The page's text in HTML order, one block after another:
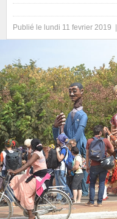
Publié le lundi 11 fevrier 2019 |